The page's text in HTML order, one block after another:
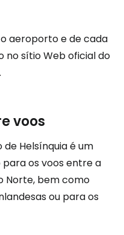
aeroporto e de cada
no sítio Web oficial do
.
voos
Helsínquia é um
os voos entre a
Norte, bem como
ou para os